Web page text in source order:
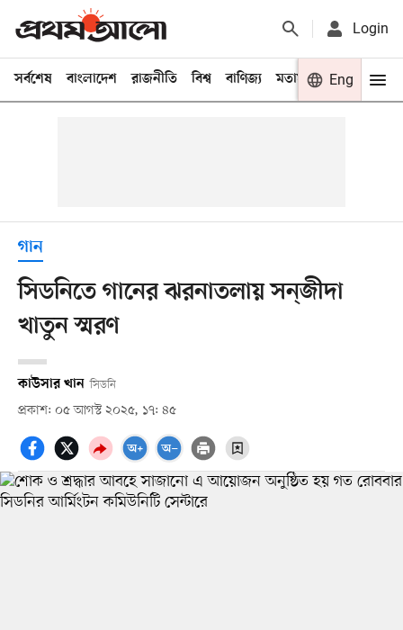
Login
সর্বশেষ বাংলাদেশ রাজনীতি বিশ্ব বাণিজ্য মতামত খেলা
Eng
গান
সিডনিতে গানের ঝরনাতলায় সন্‌জীদা
খাতুন স্মরণ
কাউসার খান সিডনি
প্রকাশ: ০৫ আগস্ট ২০২৫, ১৭: ৪৫